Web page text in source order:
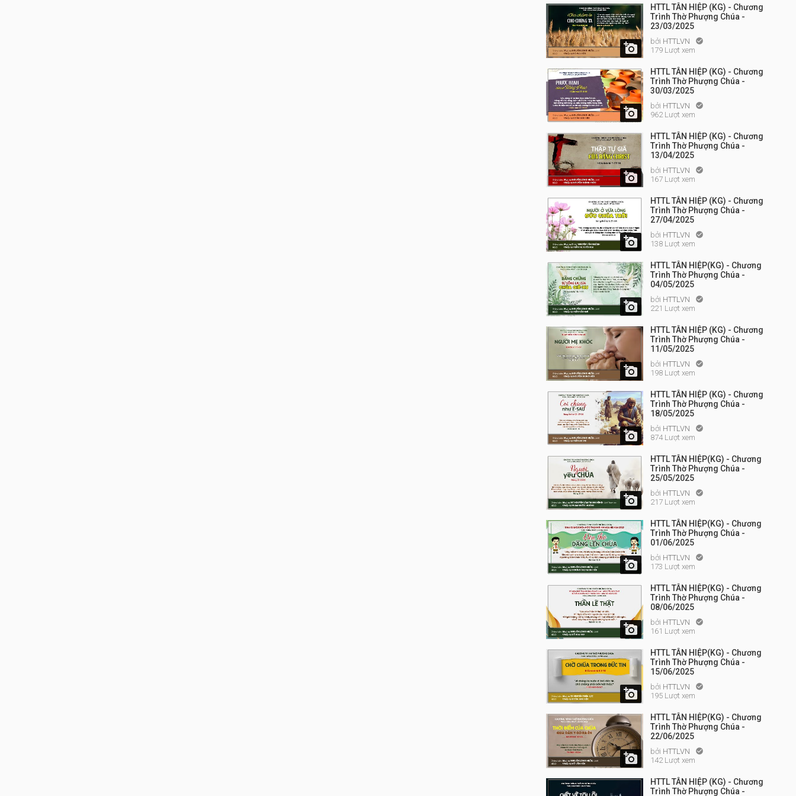

HTTL TÂN HIỆP (KG) - Chương
Trình Thờ Phượng Chúa -
23/03/2025
bởi HTTLVN 
179 Lượt xem

HTTL TÂN HIỆP (KG) - Chương
Trình Thờ Phượng Chúa -
30/03/2025
bởi HTTLVN 
962 Lượt xem

HTTL TÂN HIỆP (KG) - Chương
Trình Thờ Phượng Chúa -
13/04/2025
bởi HTTLVN 
167 Lượt xem

HTTL TÂN HIỆP (KG) - Chương
Trình Thờ Phượng Chúa -
27/04/2025
bởi HTTLVN 
138 Lượt xem

HTTL TÂN HIỆP(KG) - Chương
Trình Thờ Phượng Chúa -
04/05/2025
bởi HTTLVN 
221 Lượt xem

HTTL TÂN HIỆP (KG) - Chương
Trình Thờ Phượng Chúa -
11/05/2025
bởi HTTLVN 
198 Lượt xem

HTTL TÂN HIỆP (KG) - Chương
Trình Thờ Phượng Chúa -
18/05/2025
bởi HTTLVN 
874 Lượt xem

HTTL TÂN HIỆP(KG) - Chương
Trình Thờ Phượng Chúa -
25/05/2025
bởi HTTLVN 
217 Lượt xem

HTTL TÂN HIỆP(KG) - Chương
Trình Thờ Phượng Chúa -
01/06/2025
bởi HTTLVN 
173 Lượt xem

HTTL TÂN HIỆP(KG) - Chương
Trình Thờ Phượng Chúa -
08/06/2025
bởi HTTLVN 
161 Lượt xem

HTTL TÂN HIỆP(KG) - Chương
Trình Thờ Phượng Chúa -
15/06/2025
bởi HTTLVN 
195 Lượt xem

HTTL TÂN HIỆP(KG) - Chương
Trình Thờ Phượng Chúa -
22/06/2025
bởi HTTLVN 
142 Lượt xem
HTTL TÂN HIỆP (KG) - Chương
Trình Thờ Phượng Chúa -